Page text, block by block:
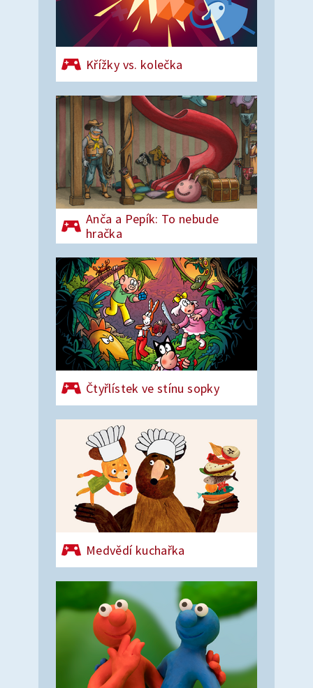
Křížky vs. kolečka
Anča a Pepík: To nebude
hračka
Čtyřlístek ve stínu sopky
Medvědí kuchařka